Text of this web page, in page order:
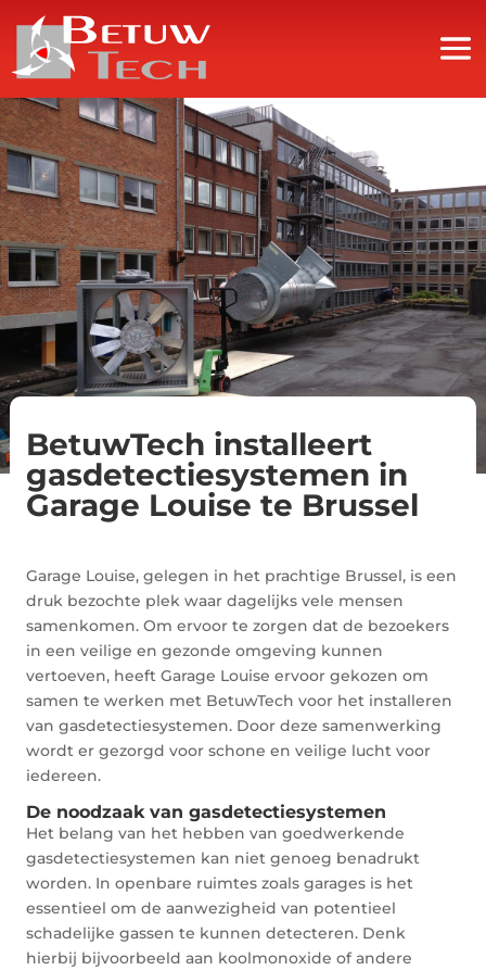
BetuwTech installeert
gasdetectiesystemen in
Garage Louise te Brussel
Garage Louise, gelegen in het prachtige Brussel, is een
druk bezochte plek waar dagelijks vele mensen
samenkomen. Om ervoor te zorgen dat de bezoekers
in een veilige en gezonde omgeving kunnen
vertoeven, heeft Garage Louise ervoor gekozen om
samen te werken met BetuwTech voor het installeren
van gasdetectiesystemen. Door deze samenwerking
wordt er gezorgd voor schone en veilige lucht voor
iedereen.
De noodzaak van gasdetectiesystemen
Het belang van het hebben van goedwerkende
gasdetectiesystemen kan niet genoeg benadrukt
worden. In openbare ruimtes zoals garages is het
essentieel om de aanwezigheid van potentieel
schadelijke gassen te kunnen detecteren. Denk
hierbij bijvoorbeeld aan koolmonoxide of andere